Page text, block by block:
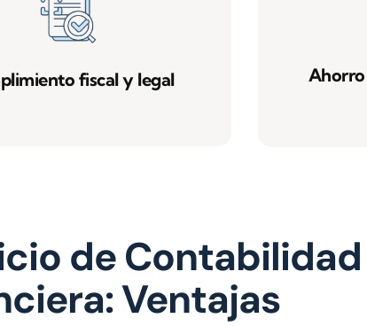
fiscal y legal
de Contabilidad
Ventajas